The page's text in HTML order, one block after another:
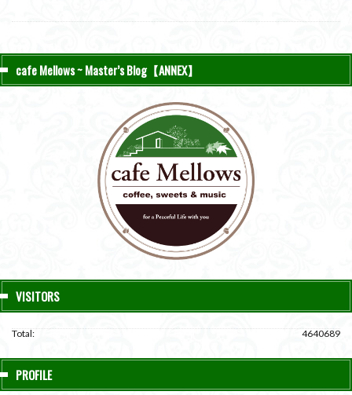
cafe Mellows ~ Master’s Blog【ANNEX】
VISITORS
4640689
Total:
PROFILE